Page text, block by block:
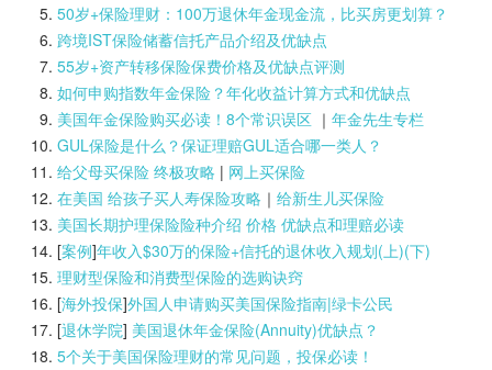
50岁+保险理财：100万退休年金现金流，比买房更划算？
跨境IST保险储蓄信托产品介绍及优缺点
55岁+资产转移保险保费价格及优缺点评测
如何申购指数年金保险？年化收益计算方式和优缺点
美国年金保险购买必读！8个常识误区｜ 年金先生专栏
GUL保险是什么？保证理赔GUL适合哪一类人？
给父母买保险 终极攻略| 网上买保险
在美国 给孩子买人寿保险攻略｜ 给新生儿买保险
美国长期护理保险险种介绍 价格 优缺点和理赔必读
[案例]年收入$30万的保险+信托的退休收入规划(上)(下)
理财型保险和消费型保险的选购诀窍
[海外投保]外国人申请购买美国保险指南|绿卡公民
[退休学院] 美国退休年金保险(Annuity)优缺点？
5个关于美国保险理财的常见问题，投保必读！